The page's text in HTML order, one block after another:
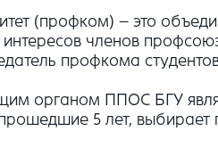
(профком) – это
интересов членов
профкома
органом ППОС БГУ
5 лет,